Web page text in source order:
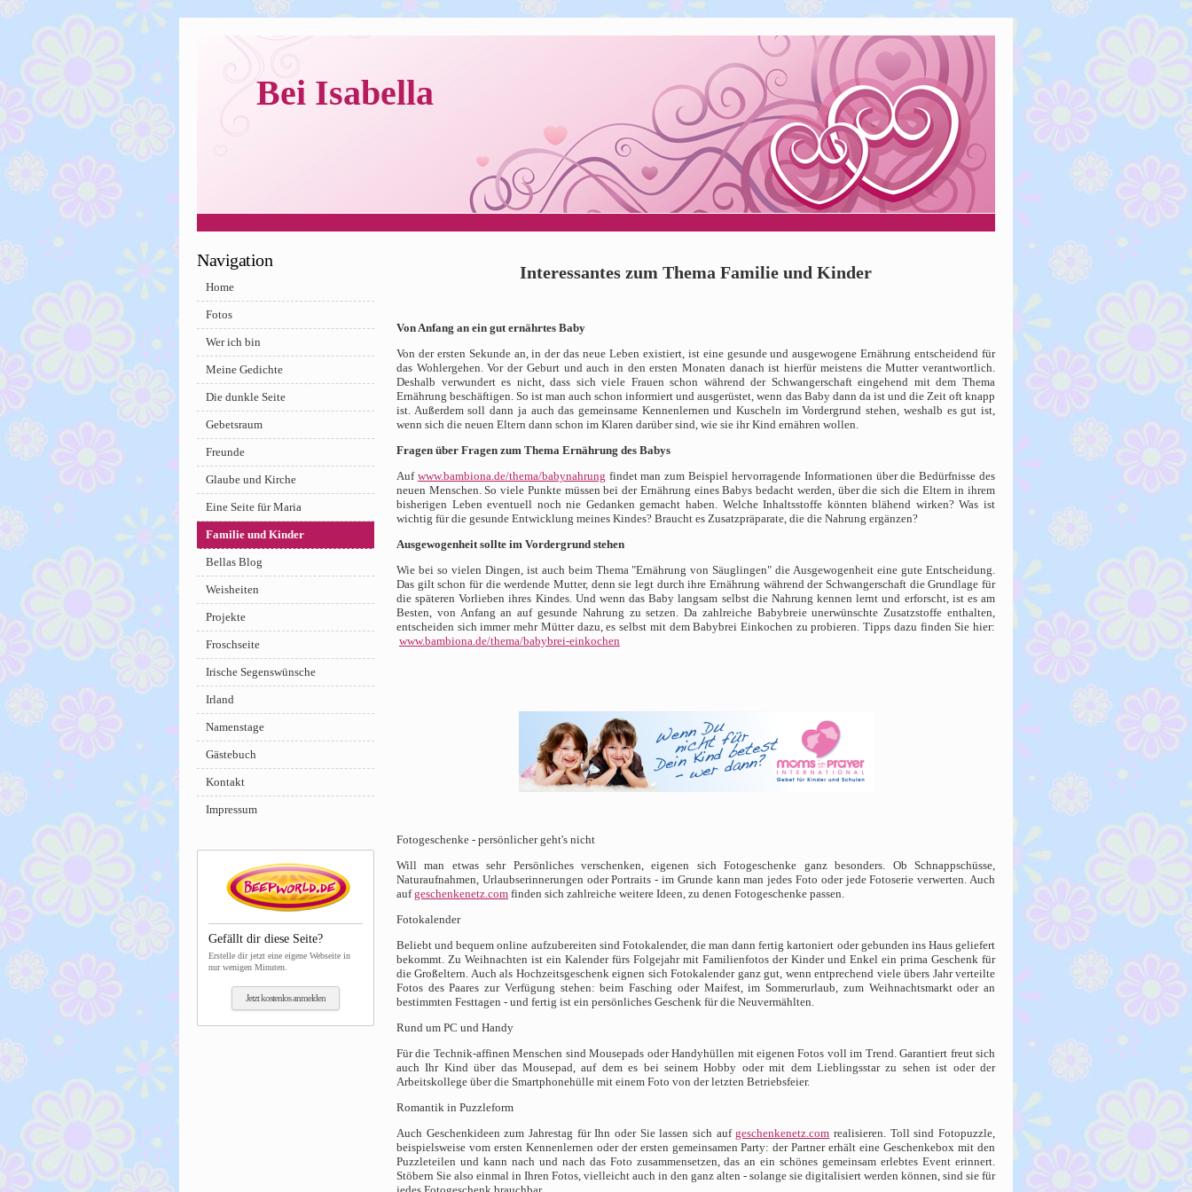
Bei Isabella
Navigation
Home
Fotos
Wer ich bin
Meine Gedichte
Die dunkle Seite
Gebetsraum
Freunde
Glaube und Kirche
Eine Seite für Maria
Familie und Kinder
Bellas Blog
Weisheiten
Projekte
Froschseite
Irische Segenswünsche
Irland
Namenstage
Gästebuch
Kontakt
Impressum
Gefällt dir diese Seite?
Erstelle dir jetzt eine eigene Webseite in
nur wenigen Minuten.
Jetzt kostenlos anmelden
Interessantes zum Thema Familie und Kinder
Von Anfang an ein gut ernährtes Baby
Von der ersten Sekunde an, in der das neue Leben existiert, ist eine gesunde und ausgewogene Ernährung entscheidend für
das Wohlergehen. Vor der Geburt und auch in den ersten Monaten danach ist hierfür meistens die Mutter verantwortlich.
Deshalb verwundert es nicht, dass sich viele Frauen schon während der Schwangerschaft eingehend mit dem Thema
Ernährung beschäftigen. So ist man auch schon informiert und ausgerüstet, wenn das Baby dann da ist und die Zeit oft knapp
ist. Außerdem soll dann ja auch das gemeinsame Kennenlernen und Kuscheln im Vordergrund stehen, weshalb es gut ist,
wenn sich die neuen Eltern dann schon im Klaren darüber sind, wie sie ihr Kind ernähren wollen.
Fragen über Fragen zum Thema Ernährung des Babys
Auf www.bambiona.de/thema/babynahrung findet man zum Beispiel hervorragende Informationen über die Bedürfnisse des
neuen Menschen. So viele Punkte müssen bei der Ernährung eines Babys bedacht werden, über die sich die Eltern in ihrem
bisherigen Leben eventuell noch nie Gedanken gemacht haben. Welche Inhaltsstoffe könnten blähend wirken? Was ist
wichtig für die gesunde Entwicklung meines Kindes? Braucht es Zusatzpräparate, die die Nahrung ergänzen?
Ausgewogenheit sollte im Vordergrund stehen
Wie bei so vielen Dingen, ist auch beim Thema "Ernährung von Säuglingen" die Ausgewogenheit eine gute Entscheidung.
Das gilt schon für die werdende Mutter, denn sie legt durch ihre Ernährung während der Schwangerschaft die Grundlage für
die späteren Vorlieben ihres Kindes. Und wenn das Baby langsam selbst die Nahrung kennen lernt und erforscht, ist es am
Besten, von Anfang an auf gesunde Nahrung zu setzen. Da zahlreiche Babybreie unerwünschte Zusatzstoffe enthalten,
entscheiden sich immer mehr Mütter dazu, es selbst mit dem Babybrei Einkochen zu probieren. Tipps dazu finden Sie hier:
www.bambiona.de/thema/babybrei-einkochen
Fotogeschenke - persönlicher geht's nicht
Will man etwas sehr Persönliches verschenken, eigenen sich Fotogeschenke ganz besonders. Ob Schnappschüsse,
Naturaufnahmen, Urlaubserinnerungen oder Portraits - im Grunde kann man jedes Foto oder jede Fotoserie verwerten. Auch
aufgeschenkenetz.com finden sich zahlreiche weitere Ideen, zu denen Fotogeschenke passen.
Fotokalender
Beliebt und bequem online aufzubereiten sind Fotokalender, die man dann fertig kartoniert oder gebunden ins Haus geliefert
bekommt. Zu Weihnachten ist ein Kalender fürs Folgejahr mit Familienfotos der Kinder und Enkel ein prima Geschenk für
die Großeltern. Auch als Hochzeitsgeschenk eignen sich Fotokalender ganz gut, wenn entprechend viele übers Jahr verteilte
Fotos des Paares zur Verfügung stehen: beim Fasching oder Maifest, im Sommerurlaub, zum Weihnachtsmarkt oder an
bestimmten Festtagen - und fertig ist ein persönliches Geschenk für die Neuvermählten.
Rund um PC und Handy
Für die Technik-affinen Menschen sind Mousepads oder Handyhüllen mit eigenen Fotos voll im Trend. Garantiert freut sich
auch Ihr Kind über das Mousepad, auf dem es bei seinem Hobby oder mit dem Lieblingsstar zu sehen ist oder der
Arbeitskollege über die Smartphonehülle mit einem Foto von der letzten Betriebsfeier.
Romantik in Puzzleform
Auch Geschenkideen zum Jahrestag für Ihn oder Sie lassen sich aufgeschenkenetz.com realisieren. Toll sind Fotopuzzle,
beispielsweise vom ersten Kennenlernen oder der ersten gemeinsamen Party: der Partner erhält eine Geschenkebox mit den
Puzzleteilen und kann nach und nach das Foto zusammensetzen, das an ein schönes gemeinsam erlebtes Event erinnert.
Stöbern Sie also einmal in Ihren Fotos, vielleicht auch in den ganz alten - solange sie digitalisiert werden können, sind sie für